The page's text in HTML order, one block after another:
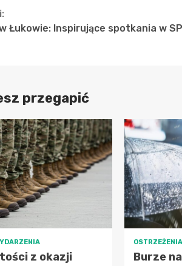
Łukowie: Inspirujące spotkania w SP
przegapić
z okazji
OSTRZEŻENIA
Burze